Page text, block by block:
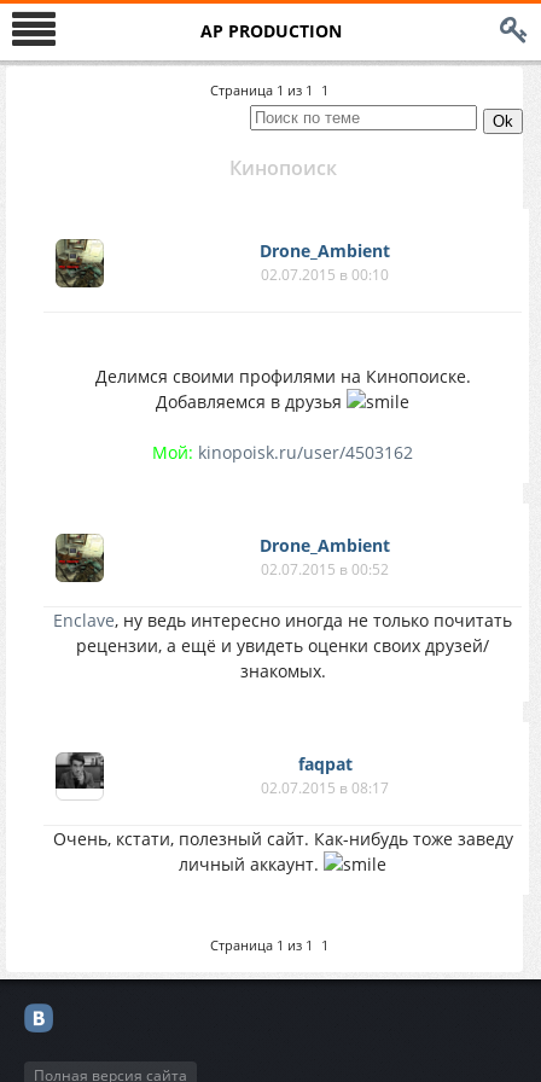
AP PRODUCTION
Страница 1 из 1 1
Кинопоиск
Drone_Ambient
02.07.2015 в 00:10
Делимся своими профилями на Кинопоиске.
Добавляемся в друзья
Мой: kinopoisk.ru/user/4503162
Drone_Ambient
02.07.2015 в 00:52
Enclave, ну ведь интересно иногда не только почитать
рецензии, а ещё и увидеть оценки своих друзей/
знакомых.
faqpat
02.07.2015 в 08:17
Очень, кстати, полезный сайт. Как-нибудь тоже заведу
личный аккаунт.
Страница 1 из 1 1
Полная версия сайта